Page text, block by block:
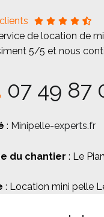
de location de
5/5 et nous
07 49 87
: Minipelle-experts.fr
du chantier : Le
: Location mini pelle